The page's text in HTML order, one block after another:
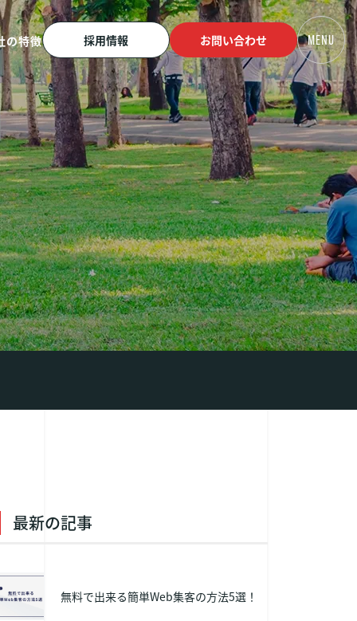
援
運用代行
ング
の特徴
10周年記念サイト
採用情報 お問い合わせ MENU
最新の記事
無料で出来る簡単Web集客の方法5選！